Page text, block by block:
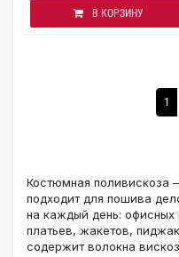
В КОРЗИНУ
1
Костюмная поливискоза
подходит для пошива
на каждый день:
платьев, жакетов,
содержит волокна